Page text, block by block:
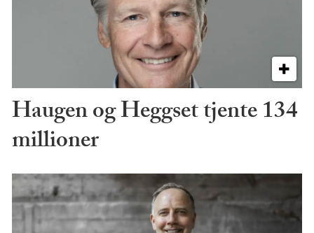
Haugen og Heggset tjente 134
millioner